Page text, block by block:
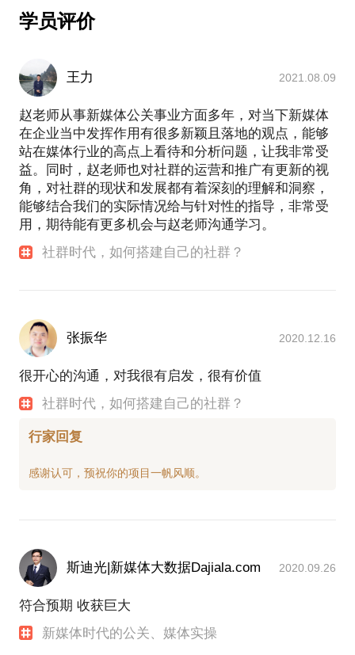
学员评价
王力 2021.08.09
赵老师从事新媒体公关事业方面多年，对当下新媒体
在企业当中发挥作用有很多新颖且落地的观点，能够
站在媒体行业的高点上看待和分析问题，让我非常受
益。同时，赵老师也对社群的运营和推广有更新的视
角，对社群的现状和发展都有着深刻的理解和洞察，
能够结合我们的实际情况给与针对性的指导，非常受
用，期待能有更多机会与赵老师沟通学习。
社群时代，如何搭建自己的社群？
张振华 2020.12.16
很开心的沟通，对我很有启发，很有价值
社群时代，如何搭建自己的社群？
行家回复
斯迪光|新媒体大数据Dajiala.com 2020.09.26
符合预期 收获巨大
新媒体时代的公关、媒体实操